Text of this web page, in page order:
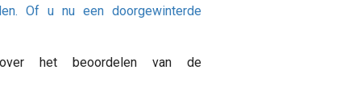
Of u nu een doorgewinterde
het beoordelen van de